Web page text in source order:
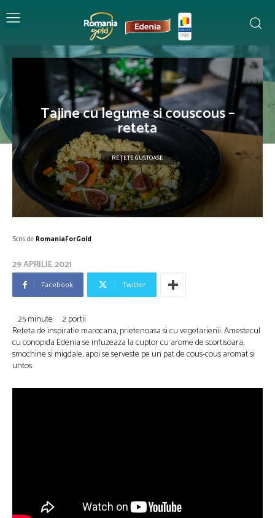
Tajine cu legume si couscous –
reteta
REȚETE GUSTOASE
Scris de RomaniaForGold
29 APRILIE 2021
Facebook Twitter
25 minute 2 portii
Reteta de inspiratie marocana, prietenoasa si cu vegetarienii. Amestecul
cu conopida Edenia se infuzeaza la cuptor cu arome de scortisoara,
smochine si migdale, apoi se serveste pe un pat de cous-cous aromat si
untos.